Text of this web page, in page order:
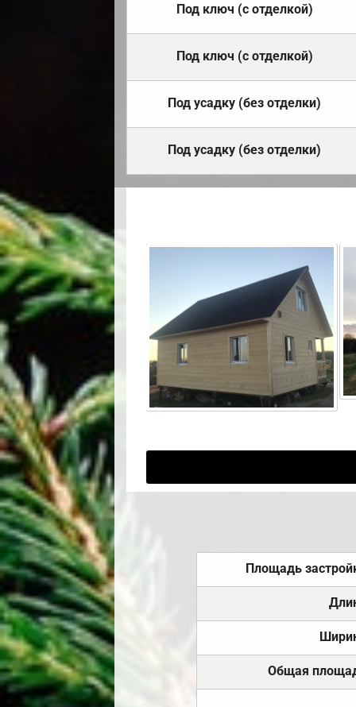
Под ключ (с отделкой)
Под ключ (с отделкой)
Под усадку (без отделки)
Под усадку (без отделки)
Площадь
Общая